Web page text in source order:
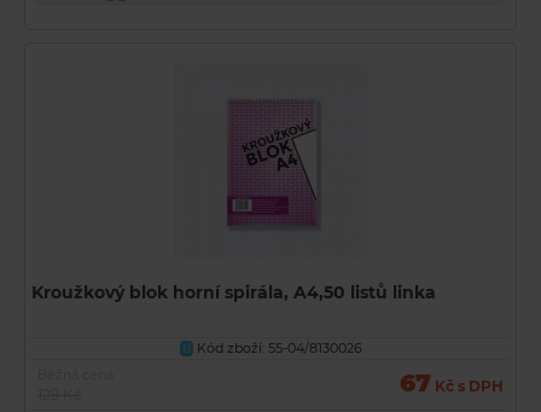
Kroužkový blok horní spirála, A4,50 listů linka
U Kód zboží: 55-04/8130026
67 Kč s DPH